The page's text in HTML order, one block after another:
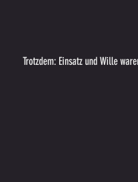
Trotzdem: Einsatz und Wille